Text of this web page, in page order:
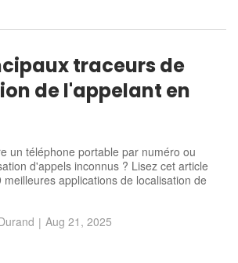
traceurs de
de l'appelant en
un téléphone portable par numéro ou
d'appels inconnus ? Lisez cet article
applications de localisation de
| Aug 21, 2025